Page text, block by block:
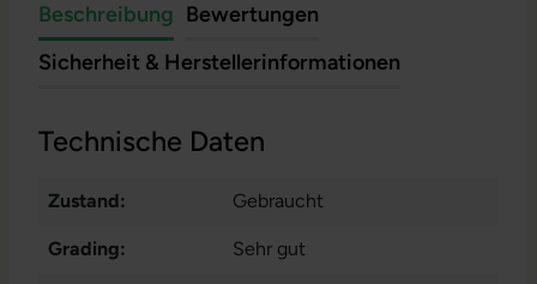
Beschreibung Bewertungen
Sicherheit & Herstellerinformationen
Technische Daten
Zustand: Gebraucht
Grading: Sehr gut